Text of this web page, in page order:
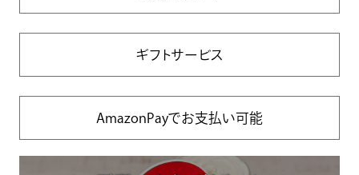
ギフトサービス
AmazonPayでお支払い可能